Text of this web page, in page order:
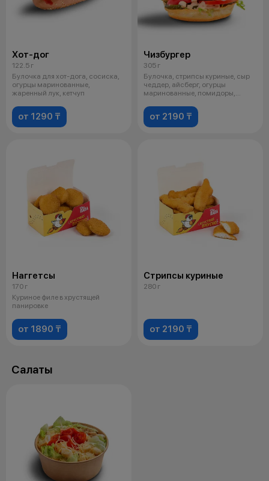
Хот-дог
122.5 г
Булочка для хот-дога, сосиска,
огурцы маринованные,
жаренный лук, кетчуп
от 1290 ₸
Чизбургер
305 г
Булочка, стрипсы куриные, сыр
чеддер, айсберг, огурцы
маринованные, помидоры,
от 2190 ₸
Наггетсы
170 г
Куриное филе в хрустящей
панировке
от 1890 ₸
Стрипсы куриные
280 г
от 2190 ₸
Салаты